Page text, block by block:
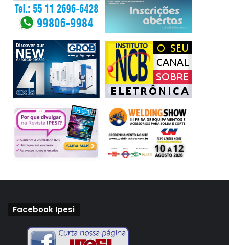
Facebook Ipesi